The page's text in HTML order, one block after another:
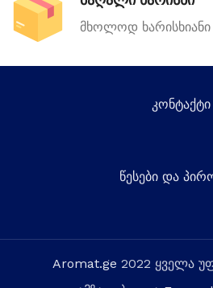
მხოლოდ
კონტაქტი
წესები და
Aromat.ge 2022 ყველა